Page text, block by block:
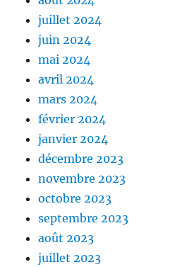
juillet 2024
juin 2024
mai 2024
avril 2024
mars 2024
février 2024
janvier 2024
décembre 2023
novembre 2023
octobre 2023
septembre 2023
août 2023
juillet 2023